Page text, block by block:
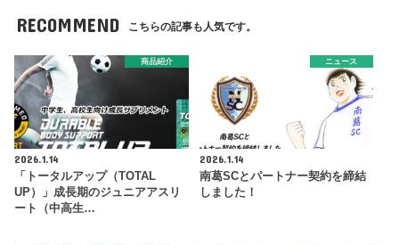
RECOMMEND こちらの記事も人気です。
商品紹介
2026.1.14
「トータルアップ（TOTAL
UP）」成長期のジュニアアスリ
ート（中高生…
ニュース
2026.1.14
南葛SCとパートナー契約を締結
しました！